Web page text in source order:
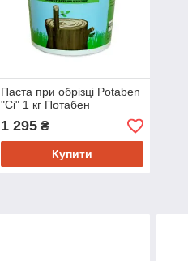
Паста при обрізці Potaben
"Ci" 1 кг Потабен
1 295₴
Купити